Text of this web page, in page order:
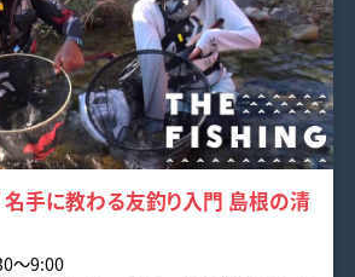
名手に教わる友釣り入門 島根の清
～9:00